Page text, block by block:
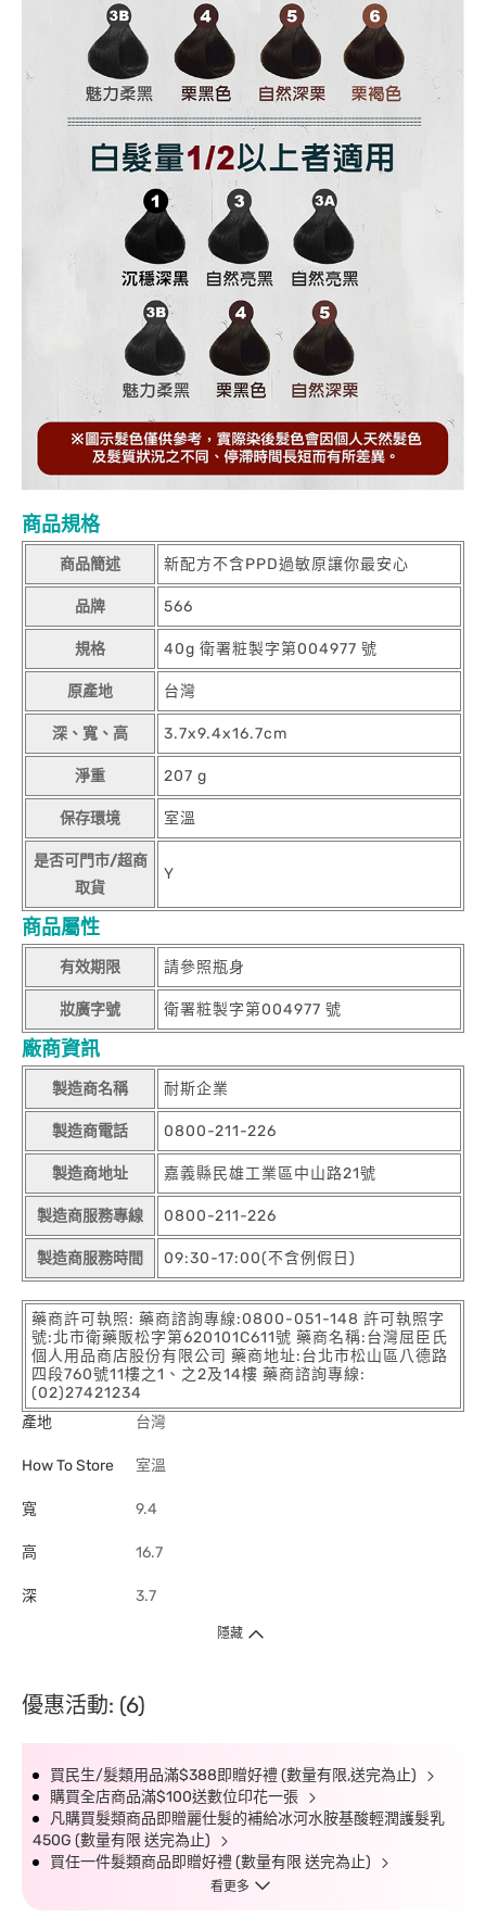
商品規格
商品簡述 新配方不含PPD過敏原讓你最安心
品牌 566
規格 40g 衛署粧製字第004977 號
原產地 台灣
深、寬、高 3.7x9.4x16.7cm
淨重 207 g
保存環境 室溫
是否可門市/超商
取貨
Y
商品屬性
有效期限 請參照瓶身
妝廣字號 衛署粧製字第004977 號
廠商資訊
製造商名稱 耐斯企業
製造商電話 0800-211-226
製造商地址 嘉義縣民雄工業區中山路21號
製造商服務專線 0800-211-226
製造商服務時間 09:30-17:00(不含例假日)
藥商許可執照: 藥商諮詢專線:0800-051-148 許可執照字
號:北市衛藥販松字第620101C611號 藥商名稱:台灣屈臣氏
個人用品商店股份有限公司 藥商地址:台北市松山區八德路
四段760號11樓之1、之2及14樓 藥商諮詢專線:
(02)27421234
產地
台灣
How To Store 室溫
寬 9.4
高 16.7
深 3.7
隱藏
優惠活動: (6)
買民生/髮類用品滿$388即贈好禮 (數量有限,送完為止)
購買全店商品滿$100送數位印花一張
凡購買髮類商品即贈麗仕髮的補給冰河水胺基酸輕潤護髮乳
450G (數量有限 送完為止)
買任一件髮類商品即贈好禮 (數量有限 送完為止)
看更多